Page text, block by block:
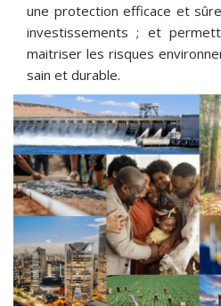
une protection efficace et
investissements ; et
maitriser les risques
sain et durable.